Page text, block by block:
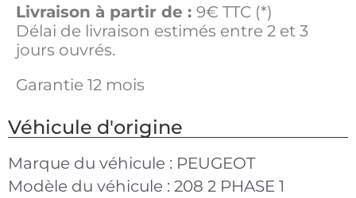
Livraison à partir de : 9€ TTC (*)
Délai de livraison estimés entre 2 et 3
jours ouvrés.
Garantie 12 mois
Véhicule d'origine
Marque du véhicule : PEUGEOT
Modèle du véhicule : 208 2 PHASE 1